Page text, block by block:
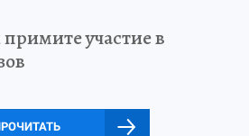
участие в